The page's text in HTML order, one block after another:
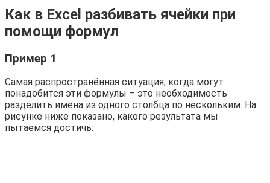
Как в Excel разбивать ячейки при
помощи формул
Пример 1
Самая распространённая ситуация, когда могут
понадобится эти формулы – это необходимость
разделить имена из одного столбца по нескольким. На
рисунке ниже показано, какого результата мы
пытаемся достичь: